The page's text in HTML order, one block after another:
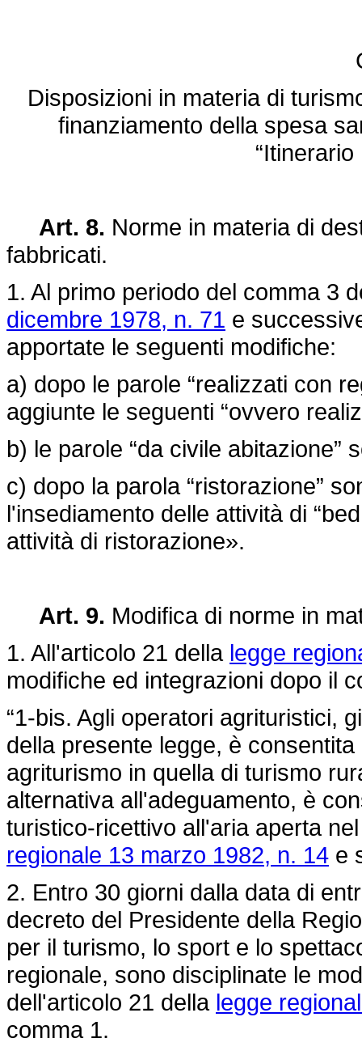
Disposizioni in materia di
finanziamento della spesa
Art. 8. Norme in materia di
fabbricati.
1. Al primo periodo del comma 3
dicembre 1978, n. 71 e
apportate le seguenti modifiche:
a) dopo le parole “realizzati con
aggiunte le seguenti “ovvero
b) le parole “da civile abitazione”
c) dopo la parola “ristorazione”
l'insediamento delle attività di
attività di ristorazione».
Art. 9. Modifica di norme in
1. All'articolo 21 della legge
modifiche ed integrazioni dopo il
“1-bis. Agli operatori agrituristici,
della presente legge, è
agriturismo in quella di turismo
alternativa all'adeguamento, è
turistico-ricettivo all'aria aperta
regionale 13 marzo 1982, n. 14 e
2. Entro 30 giorni dalla data di
decreto del Presidente della
per il turismo, lo sport e lo
regionale, sono disciplinate le
dell'articolo 21 della legge
comma 1.